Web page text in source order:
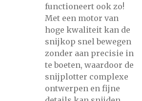
functioneert ook zo!
Met een motor van
hoge kwaliteit kan de
snijkop snel bewegen
zonder aan precisie in
te boeten, waardoor de
snijplotter complexe
ontwerpen en fijne